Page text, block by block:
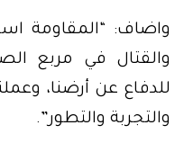
واضاف: “المقاومة
والقتال في مربع
للدفاع عن أرضنا،
والتجربة والتطور”.